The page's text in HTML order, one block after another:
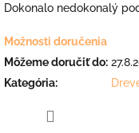
Dokonalo nedokonalý
Možnosti doručenia
Môžeme doručiť do:
Kategória: